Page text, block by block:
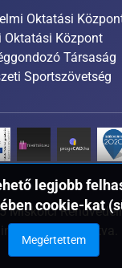
Oktatási
Oktatási Központ
Társaság
Sportszövetség
legjobb
cookie-kat
Megértettem
Miskolci
jog fenntartva.